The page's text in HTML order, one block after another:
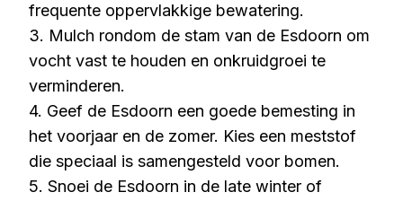
frequente oppervlakkige bewatering.
3. Mulch rondom de stam van de Esdoorn om
vocht vast te houden en onkruidgroei te
verminderen.
4. Geef de Esdoorn een goede bemesting in
het voorjaar en de zomer. Kies een meststof
die speciaal is samengesteld voor bomen.
5. Snoei de Esdoorn in de late winter of